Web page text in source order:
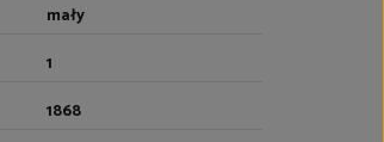
mały
1
1868